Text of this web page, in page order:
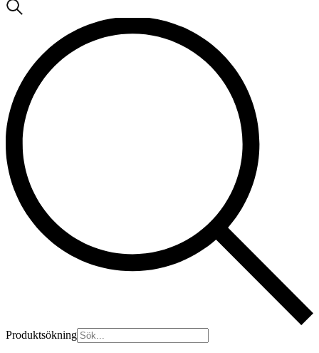
Produktsökning